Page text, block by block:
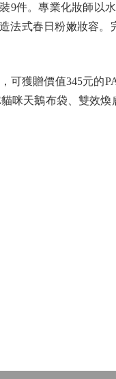
9件。專業化妝師以
法式春日粉嫩妝容。
獲贈價值345元的
咪天鵝布袋、雙效